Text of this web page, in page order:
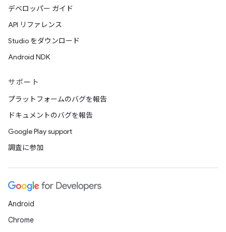
デベロッパー ガイド
API リファレンス
Studio をダウンロード
Android NDK
サポート
プラットフォームのバグを報告
ドキュメントのバグを報告
Google Play support
調査に参加
Android
Chrome